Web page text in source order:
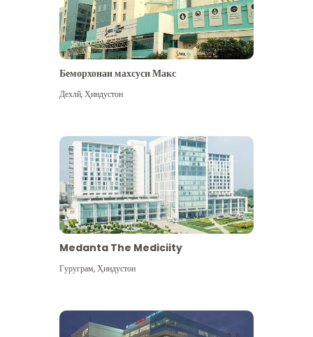
Беморхонаи махсуси Макс
Дехлй,Ҳиндустон
Medanta The Mediciity
Гуруграм,Ҳиндустон